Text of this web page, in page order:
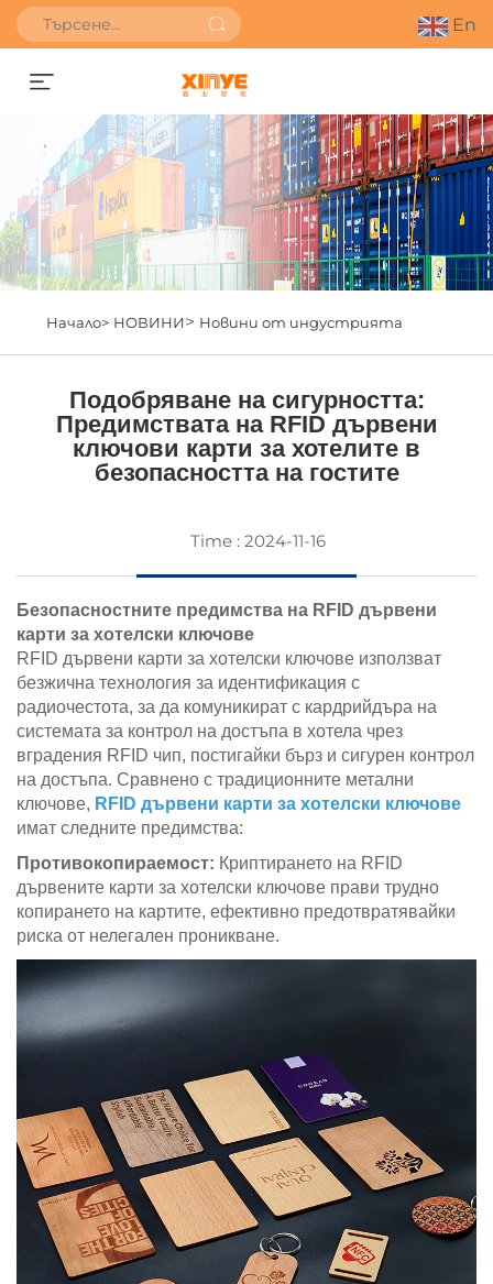
En
Получете оферта
Начало> НОВИНИ> Новини от индустрията
Подобряване на сигурността:
Предимствата на RFID дървени
ключови карти за хотелите в
безопасността на гостите
Time : 2024-11-16
Безопасностните предимства на RFID дървени
карти за хотелски ключове
RFID дървени карти за хотелски ключове използват
безжична технология за идентификация с
радиочестота, за да комуникират с кардрийдъра на
системата за контрол на достъпа в хотела чрез
вградения RFID чип, постигайки бърз и сигурен контрол
на достъпа. Сравнено с традиционните метални
ключове, RFID дървени карти за хотелски ключове
имат следните предимства:
Противокопираемост: Криптирането на RFID
дървените карти за хотелски ключове прави трудно
копирането на картите, ефективно предотвратявайки
риска от нелегален проникване.